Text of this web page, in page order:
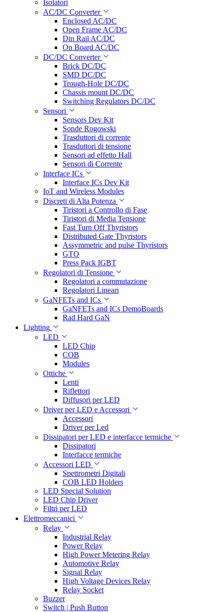
Isolatori
AC/DC Converter
Enclosed AC/DC
Open Frame AC/DC
Din Rail AC/DC
On Board AC/DC
DC/DC Converter
Brick DC/DC
SMD DC/DC
Trough-Hole DC/DC
Chassis mount DC/DC
Switching Regulators DC/DC
Sensori
Sensors Dev Kit
Sonde Rogowski
Trasduttori di corrente
Trasduttori di tensione
Sensori ad effetto Hall
Sensori di Corrente
Interface ICs
Interface ICs Dev Kit
IoT and Wireless Modules
Discreti di Alta Potenza
Tiristori a Controllo di Fase
Tiristori di Media Tensione
Fast Turn Off Thyristors
Distributed Gate Thyristors
Assymmetric and pulse Thyristors
GTO
Press Pack IGBT
Regolatori di Tensione
Regolatori a commutazione
Regolatori Lineari
GaNFETs and ICs
GaNFETs and ICs DemoBoards
Rad Hard GaN
Lighting
LED
LED Chip
COB
Modules
Ottiche
Lenti
Riflettori
Diffusori per LED
Driver per LED e Accessori
Accessori
Driver per Led
Dissipatori per LED e interfacce termiche
Dissipatori
Interfacce termiche
Accessori LED
Spettrometri Digitali
COB LED Holders
LED Special Solution
LED Chip Driver
Filtri per LED
Elettromeccanici
Relay
Industrial Relay
Power Relay
High Power Metering Relay
Automotive Relay
Signal Relay
High Voltage Devices Relay
Relay Socket
Buzzer
Switch | Push Button